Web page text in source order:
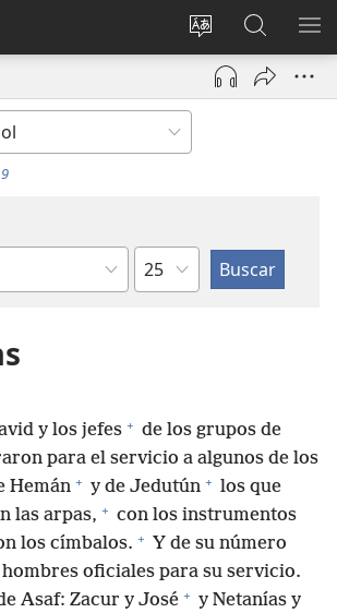
Cambiar
idioma
del sitio
Iniciar
sesión
(abre
nueva
en
jw.org
Capítulo
y los jefes + de los grupos de
para el servicio a algunos de los
Hemán + y de Jedutún + los que
las arpas, + con los instrumentos
los címbalos. + Y de su número
oficiales para su servicio.
Asaf: Zacur y José + y Netanías y